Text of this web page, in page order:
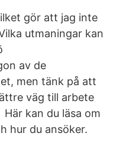
gör att jag inte
utmaningar kan
av de
men tänk på att
väg till arbete
kan du läsa om
hur du ansöker.